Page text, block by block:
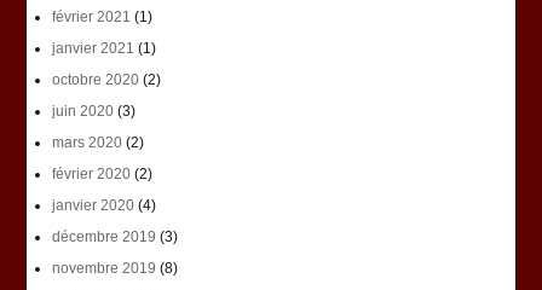
février 2021 (1)
janvier 2021 (1)
octobre 2020(2)
juin 2020(3)
mars 2020(2)
février 2020(2)
janvier 2020(4)
décembre 2019 (3)
novembre 2019 (8)